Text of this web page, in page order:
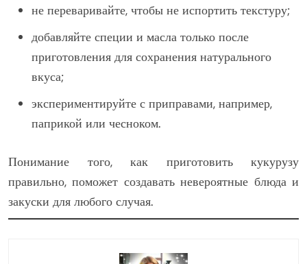
не переваривайте, чтобы не испортить текстуру;
добавляйте специи и масла только после
приготовления для сохранения натурального
вкуса;
экспериментируйте с приправами, например,
паприкой или чесноком.
Понимание того, как приготовить кукурузу
правильно, поможет создавать невероятные блюда и
закуски для любого случая.